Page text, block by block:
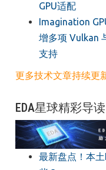
GPU适配
​Imagination
增多项 Vulkan
支持
更多技术文章持续更
EDA星球精彩导读
最新盘点！本